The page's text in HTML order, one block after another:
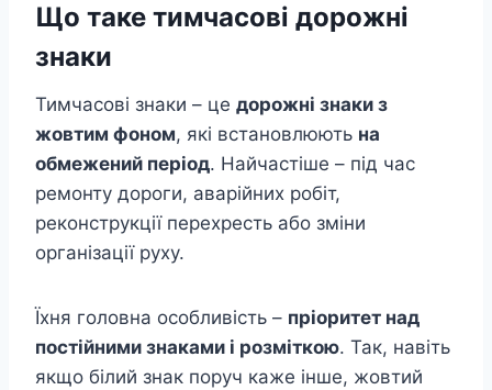
Що таке тимчасові дорожні
знаки
Тимчасові знаки – це дорожні знаки з
жовтим фоном, які встановлюють на
обмежений період. Найчастіше – під час
ремонту дороги, аварійних робіт,
реконструкції перехресть або зміни
організації руху.
Їхня головна особливість – пріоритет над
постійними знаками і розміткою. Так, навіть
якщо білий знак поруч каже інше, жовтий